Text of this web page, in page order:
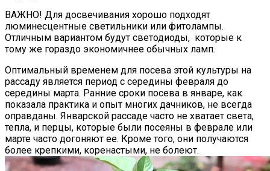
ВАЖНО! Для досвечивания хорошо подходят
люминесцентные светильники или фитолампы.
Отличным вариантом будут светодиоды, которые к
тому же гораздо экономичнее обычных ламп.
Оптимальный временем для посева этой культуры на
рассаду является период с середины февраля до
середины марта. Ранние сроки посева в январе, как
показала практика и опыт многих дачников, не всегда
оправданы. Январской рассаде часто не хватает света,
тепла, и перцы, которые были посеяны в феврале или
марте часто догоняют ее. Кроме того, они получаются
более крепкими, коренастыми, не болеют.